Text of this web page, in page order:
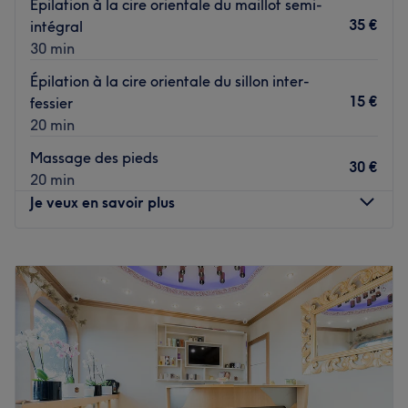
beauté des mains et des pieds. On profite d'un moment
de détente lors duquel un service sur mesure sera
garantie par des mains de professionnelles.
Voir le salon
Épilation à la cire orientale du maillot semi-
intégral
30 min
35 €
Épilation à la cire orientale du sillon inter-
fessier
20 min
15 €
Massage des pieds
20 min
30 €
Je veux en savoir plus
Mardi
11:00–20:00
Mercredi
10:00 –20:00
Jeudi
11:00–20:00
Vendredi
11:00
20:00
Samedi
11:00–20:00
Dimanche
11:00